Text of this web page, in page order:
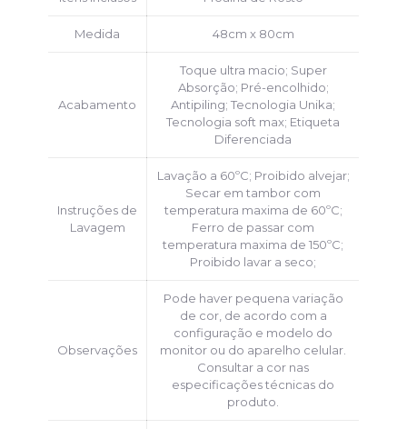
Medida 48cm x 80cm
Acabamento
Toque ultra macio; Super
Absorção; Pré-encolhido;
Antipiling; Tecnologia Unika;
Tecnologia soft max; Etiqueta
Diferenciada
Instruções de
Lavagem
Lavação a 60ºC; Proibido alvejar;
Secar em tambor com
temperatura maxima de 60ºC;
Ferro de passar com
temperatura maxima de 150ºC;
Proibido lavar a seco;
Observações
Pode haver pequena variação
de cor, de acordo com a
configuração e modelo do
monitor ou do aparelho celular.
Consultar a cor nas
especificações técnicas do
produto.